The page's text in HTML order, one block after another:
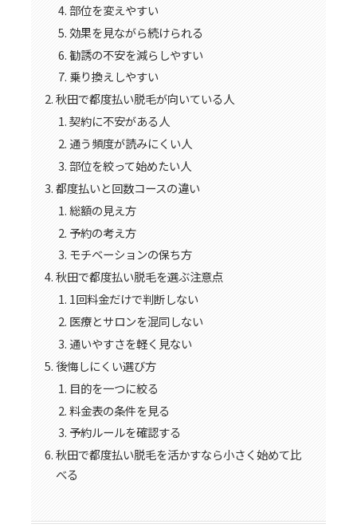
部位を変えやすい
効果を見ながら続けられる
勧誘の不安を減らしやすい
乗り換えしやすい
秋田で都度払い脱毛が向いている人
契約に不安がある人
通う頻度が読みにくい人
部位を絞って始めたい人
都度払いと回数コースの違い
総額の見え方
予約の考え方
モチベーションの保ち方
秋田で都度払い脱毛を選ぶ注意点
1回料金だけで判断しない
医療とサロンを混同しない
通いやすさを軽く見ない
後悔しにくい選び方
目的を一つに絞る
料金表の条件を見る
予約ルールを確認する
秋田で都度払い脱毛を活かすなら小さく始めて比
べる